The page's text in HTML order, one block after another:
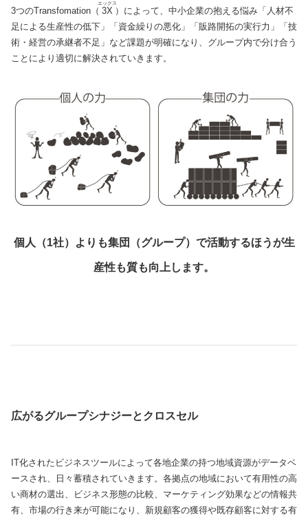
3つのTransfomation（ 3X
エックス
）によって、中小企業の抱える悩み「人材不
足による生産性の低下」「資金繰りの悪化」「販路開拓の実行力」「技
術・経営の承継者不足」など課題が明確になり、グループ内で分け合う
ことにより適切に解決されていきます。
個人（1社）よりも集団（グループ）で活動するほうが生
産性も質も向上します。
広がるグループシナジーとクロスセル
IT化されたビジネスツールによって各地企業の持つ地域資源がデータベ
ースされ、日々蓄積されていきます。各拠点の地域において有用性の高
い商材の選出、ビジネス形態の比較、マーケティング効果などの情報共
有、市場の行き来が可能になり、新規顧客の獲得や既存顧客に対する有